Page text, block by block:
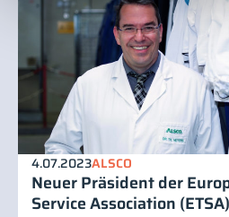
4.07.2023ALSCO
Neuer Präsident der
Service Association (ETSA)